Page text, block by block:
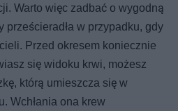
Warto więc zadbać o wygodną
prześcieradła w przypadku, gdy
Przed okresem koniecznie
się widoku krwi, możesz
którą umieszcza się w
Wchłania ona krew